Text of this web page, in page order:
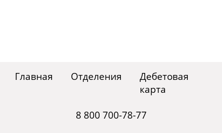
Главная Отделения
Дебетовая
карта
8 800 700-78-77